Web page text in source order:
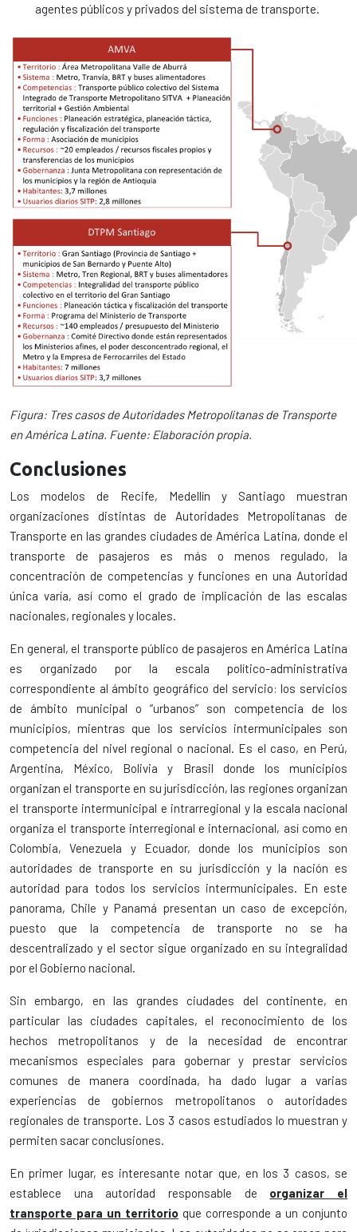
agentes públicos y privados del sistema de transporte.
Figura: Tres casos de Autoridades Metropolitanas de Transporte
en América Latina. Fuente: Elaboración propia.
Conclusiones
Los modelos de Recife, Medellín y Santiago muestran
organizaciones distintas de Autoridades Metropolitanas de
Transporte en las grandes ciudades de América Latina, donde el
transporte de pasajeros es más o menos regulado, la
concentración de competencias y funciones en una Autoridad
única varía, así como el grado de implicación de las escalas
nacionales, regionales y locales.
En general, el transporte público de pasajeros en América Latina
es organizado por la escala político-administrativa
correspondiente al ámbito geográfico del servicio: los servicios
de ámbito municipal o “urbanos” son competencia de los
municipios, mientras que los servicios intermunicipales son
competencia del nivel regional o nacional. Es el caso, en Perú,
Argentina, México, Bolivia y Brasil donde los municipios
organizan el transporte en su jurisdicción, las regiones organizan
el transporte intermunicipal e intrarregional y la escala nacional
organiza el transporte interregional e internacional, así como en
Colombia, Venezuela y Ecuador, donde los municipios son
autoridades de transporte en su jurisdicción y la nación es
autoridad para todos los servicios intermunicipales. En este
panorama, Chile y Panamá presentan un caso de excepción,
puesto que la competencia de transporte no se ha
descentralizado y el sector sigue organizado en su integralidad
por el Gobierno nacional.
Sin embargo, en las grandes ciudades del continente, en
particular las ciudades capitales, el reconocimiento de los
hechos metropolitanos y de la necesidad de encontrar
mecanismos especiales para gobernar y prestar servicios
comunes de manera coordinada, ha dado lugar a varias
experiencias de gobiernos metropolitanos o autoridades
regionales de transporte. Los 3 casos estudiados lo muestran y
permiten sacar conclusiones.
En primer lugar, es interesante notar que, en los 3 casos, se
establece una autoridad responsable de organizar el
transporte para un territorio que corresponde a un conjunto